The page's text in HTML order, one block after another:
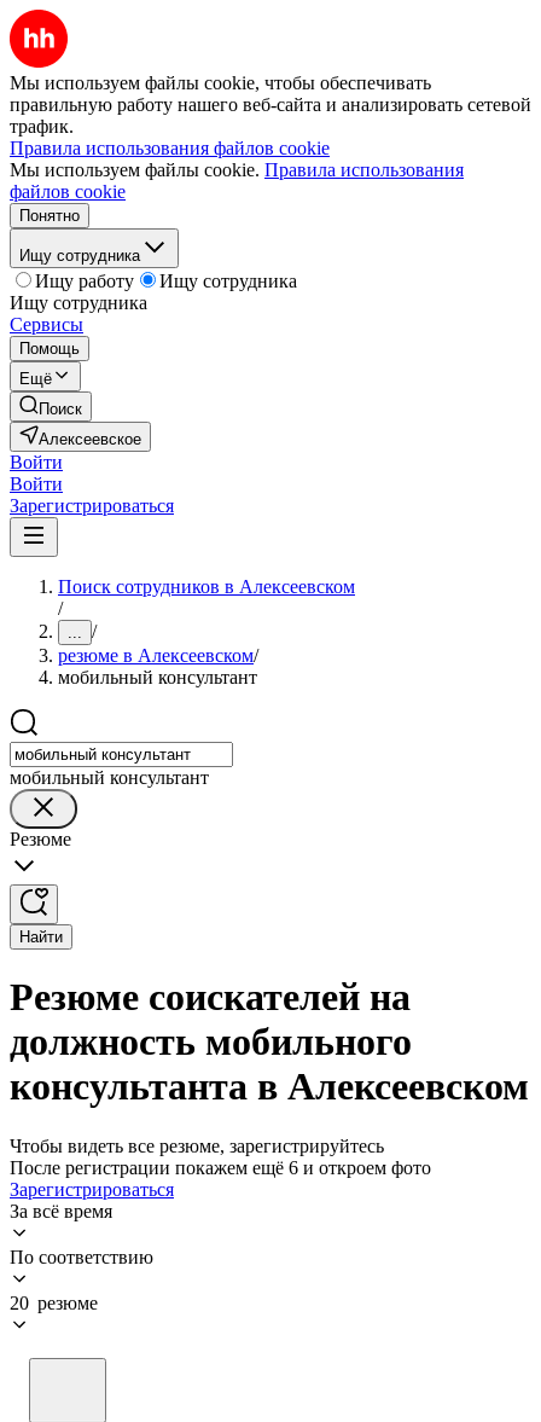
Мы используем файлы cookie, чтобы обеспечивать
правильную работу нашего веб-сайта и анализировать сетевой
трафик.
Правила использования файлов cookie
Мы используем файлы cookie. Правила использования
файлов cookie
Понятно
Ищу сотрудника
Ищу работу
Ищу сотрудника
Ищу сотрудника
Сервисы
Помощь
Ещё
Поиск
Алексеевское
Войти
Войти
Зарегистрироваться
Поиск сотрудников в Алексеевском
/
... /
резюме в Алексеевском/
мобильный консультант
мобильный консультант
Резюме
Найти
Резюме соискателей на
должность мобильного
консультанта в Алексеевском
Чтобы видеть все резюме, зарегистрируйтесь
После регистрации покажем ещё 6 и откроем фото
Зарегистрироваться
За всё время
По соответствию
20 резюме